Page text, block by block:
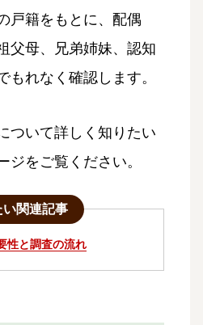
戸籍をもとに、配偶
父母、兄弟姉妹、認知
もれなく確認します。
ついて詳しく知りたい
ジをご覧ください。
関連記事
性と調査の流れ